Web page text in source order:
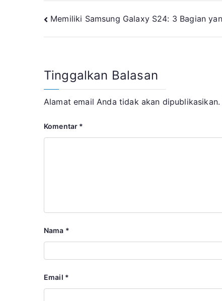
Navigasi
pos
Memiliki Samsung Galaxy S24: 3 Bagian
Tinggalkan Balasan
Alamat email Anda tidak akan dipublikasikan.
Komentar *
Nama *
Email *